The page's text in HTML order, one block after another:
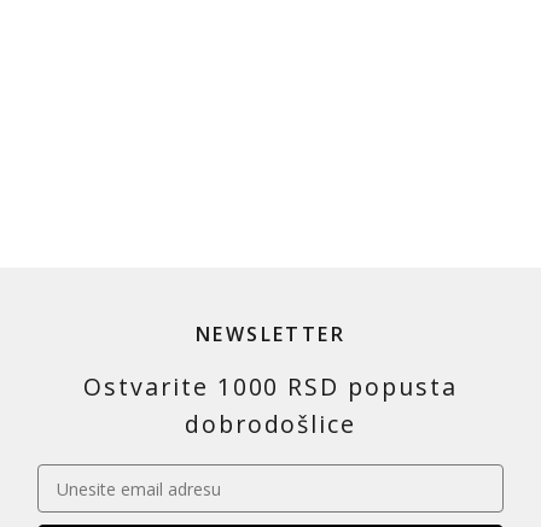
NEWSLETTER
Ostvarite 1000 RSD popusta
dobrodošlice